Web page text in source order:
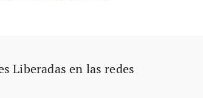
Liberadas en las redes